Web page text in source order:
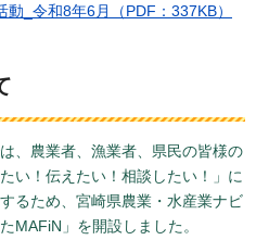
_令和8年6月（PDF：337KB）
、農業者、漁業者、県民の皆様の
たい！伝えたい！相談したい！」に
るため、宮崎県農業・水産業ナビ
たMAFiN」を開設しました。